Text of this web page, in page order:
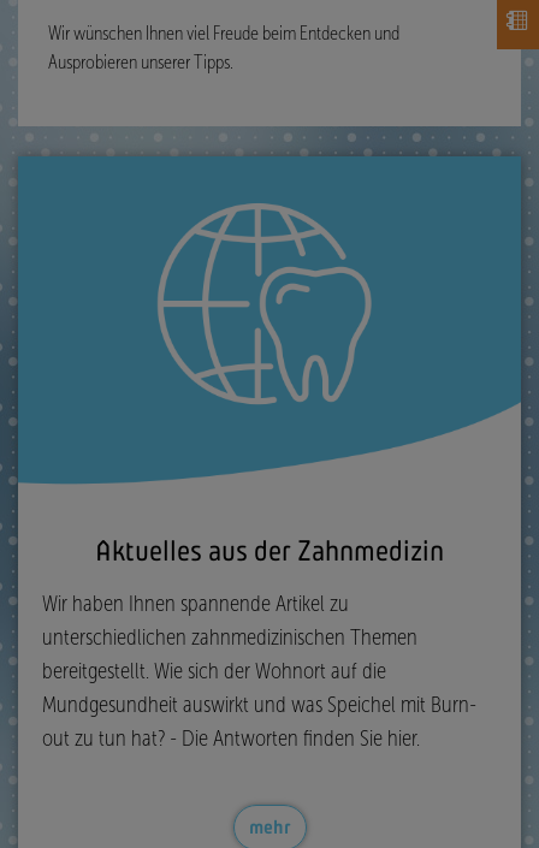
Wir wünschen Ihnen viel Freude beim Entdecken und
Ausprobieren unserer Tipps.
Aktuelles aus der Zahnmedizin
Wir haben Ihnen spannende Artikel zu
unterschiedlichen zahnmedizinischen Themen
bereitgestellt. Wie sich der Wohnort auf die
Mundgesundheit auswirkt und was Speichel mit Burn-
out zu tun hat? - Die Antworten finden Sie hier.
mehr